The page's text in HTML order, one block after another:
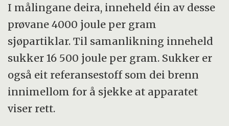
I målingane deira, inneheld éin av desse
prøvane 4000 joule per gram
sjøpartiklar. Til samanlikning inneheld
sukker 16 500 joule per gram. Sukker er
også eit referansestoff som dei brenn
innimellom for å sjekke at apparatet
viser rett.